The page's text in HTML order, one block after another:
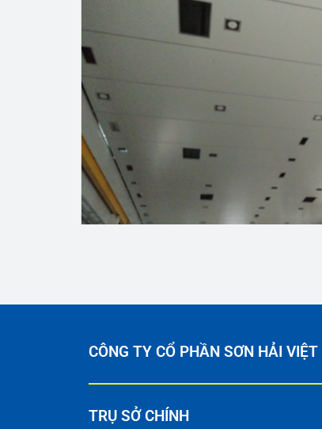
CÔNG TY CỔ PHẦN SƠN HẢI VIỆT
TRỤ SỞ CHÍNH